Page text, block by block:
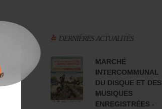
DERNIÈRES ACTUALITÉS
MARCHÉ
INTERCOMMUNAL
DU DISQUE ET DES
MUSIQUES
ENREGISTRÉES -